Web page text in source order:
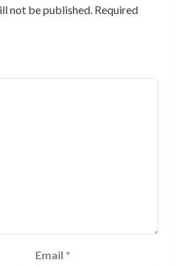
not be published. Required
Email *